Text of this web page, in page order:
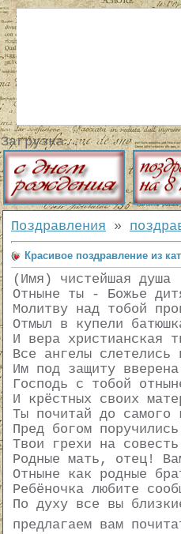
Загрузка...
Поздравления »
Красивое поздравление из
(Имя) чистейшая душа
Отныне ты - Божье
Молитву над тобой
Отмыл в купели
И вера христианская
Все ангелы слетелись
Им под защиту
Господь с тобой
И крёстных своих
Ты почитай до самого
Пред богом
Твои грехи на
Родные мать, отец!
Отныне как родные
Ребёночка любите
По духу все вы
предлагаем вам